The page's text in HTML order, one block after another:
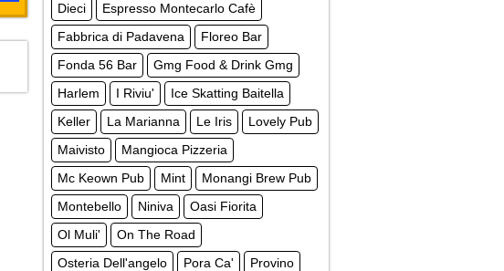
Dieci
Espresso Montecarlo Cafè
Fabbrica di Padavena
Floreo Bar
Fonda 56 Bar
Gmg Food & Drink Gmg
Harlem
I Riviu'
Ice Skatting Baitella
Keller
La Marianna Le Iris
Lovely Pub
Maivisto
Mangioca Pizzeria
Mc Keown Pub
Mint
Monangi Brew Pub
Montebello
Niniva
Oasi Fiorita
Ol Muli'
On The Road
Osteria Dell'angelo
Pora Ca'
Provino